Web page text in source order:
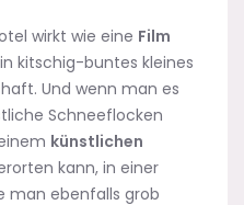
wirkt wie eine Film
kitschig-buntes kleines
Und wenn man es
Schneeflocken
künstlichen
kann, in einer
man ebenfalls grob